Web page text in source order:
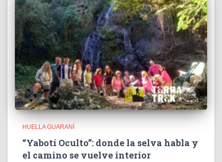
HUELLA GUARANÍ
“Yabotí Oculto”: donde la selva habla y
el camino se vuelve interior